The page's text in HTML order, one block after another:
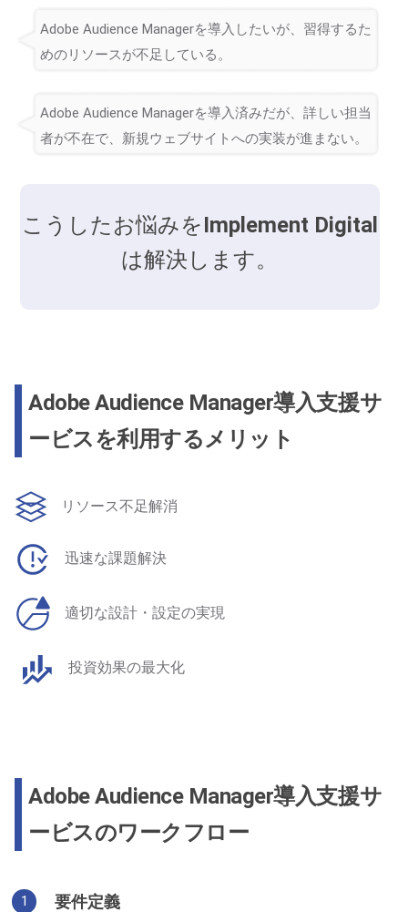
Adobe Audience Managerを導入したいが、習得するた
めのリソースが不足している。
Adobe Audience Managerを導入済みだが、詳しい担当
者が不在で、新規ウェブサイトへの実装が進まない。
こうしたお悩みをImplement Digital
は解決します。
Adobe Audience Manager導入支援サ
ービスを利用するメリット
リソース不足解消
迅速な課題解決
適切な設計・設定の実現
投資効果の最大化
Adobe Audience Manager導入支援サ
ービスのワークフロー
1 要件定義